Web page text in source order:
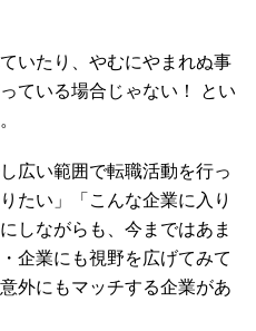
いたり、やむにやまれぬ事
ている場合じゃない！ とい
い範囲で転職活動を行っ
たい」「こんな企業に入り
しながらも、今まではあま
企業にも視野を広げてみて
外にもマッチする企業があ